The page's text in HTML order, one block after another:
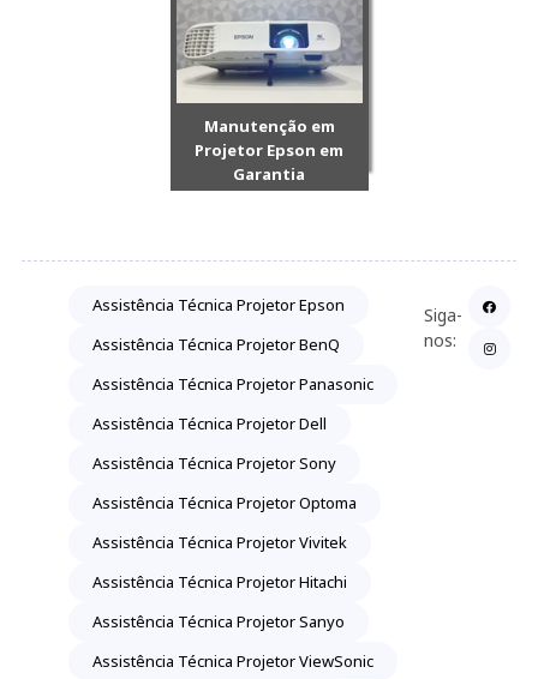
Manutenção em
Projetor Epson em
Garantia
Assistência Técnica Projetor Epson
Assistência Técnica Projetor BenQ
Assistência Técnica Projetor Panasonic
Assistência Técnica Projetor Dell
Assistência Técnica Projetor Sony
Assistência Técnica Projetor Optoma
Assistência Técnica Projetor Vivitek
Assistência Técnica Projetor Hitachi
Assistência Técnica Projetor Sanyo
Assistência Técnica Projetor ViewSonic
Siga-
nos: